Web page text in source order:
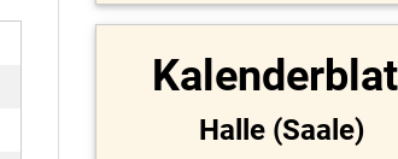
Halle (Saale)